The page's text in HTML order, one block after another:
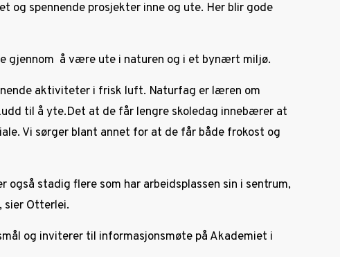
spennende prosjekter inne og ute. Her blir gode
gjennom å være ute i naturen og i et bynært miljø.
aktiviteter i frisk luft. Naturfag er læren om
til å yte.Det at de får lengre skoledag innebærer at
Vi sørger blant annet for at de får både frokost og
stadig flere som har arbeidsplassen sin i sentrum,
sier Otterlei.
og inviterer til informasjonsmøte på Akademiet i